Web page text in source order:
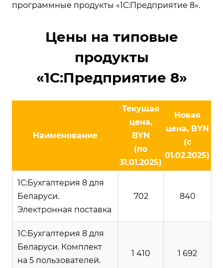
программные продукты «1С:Предприятие 8».
Цены на типовые
продукты
«1С:Предприятие 8»
Наименование
Текущая
цена,
BYN
(по
31.01.2025)
Новая
цена, BYN
(с
01.02.2025)
1С:Бухгалтерия 8 для
Беларуси.
Электронная поставка
702 840
1С:Бухгалтерия 8 для
Беларуси. Комплект
на 5 пользователей.
1 410 1 692